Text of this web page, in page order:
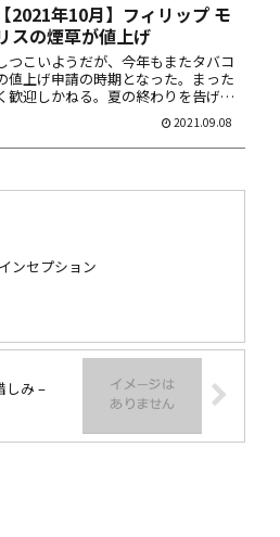
【2021年10月】フィリップ モ
スの煙草が値上げ
つこいようだが、今年もまたタバコ
値上げ申請の時期となった。まった
歓迎しかねる。夏の終わりを告げる
恒例行事は、納涼盆踊りに花火大会、
と相場は決まっているのだ。 あいにく
ロナ禍の近年は、その手の催しも影
2021.09.08
インセプション
しみ –